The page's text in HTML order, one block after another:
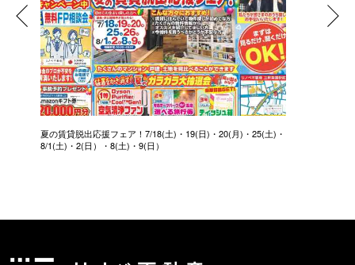
夏の賃貸脱出応援フェア！7/18(土)・19(日)・20(月)・25(土)・
8/1(土)・2(日）・8(土)・9(日）